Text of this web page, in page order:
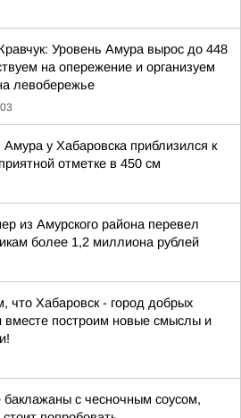
Уровень Амура вырос до 448
на опережение и организуем
левобережье
Амура у Хабаровска приблизился к
отметке в 450 см
из Амурского района перевел
более 1,2 миллиона рублей
что Хабаровск - город добрых
вместе построим новые смыслы и
баклажаны с чесночным соусом,